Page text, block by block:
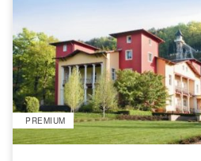
PREMIUM